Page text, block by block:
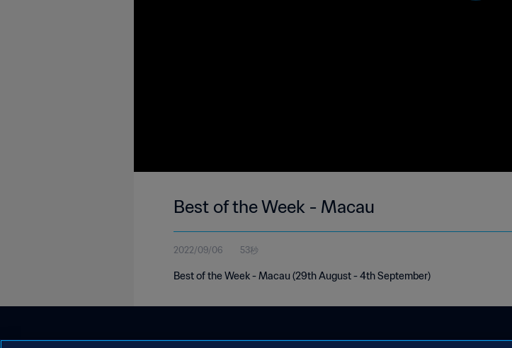
Best of the Week - Macau
2022/09/06 53秒
Best of the Week - Macau (29th August - 4th September)